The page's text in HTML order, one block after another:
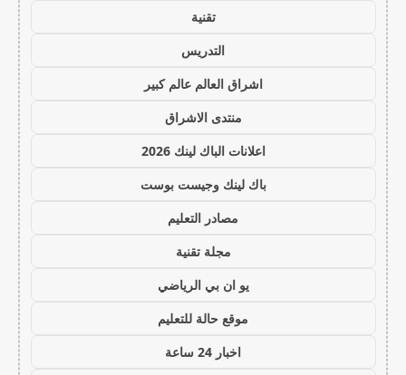
تقنية
التدريس
اشراق العالم عالم كبير
منتدى الاشراق
اعلانات الباك لينك 2026
باك لينك وجيست بوست
مصادر التعليم
مجلة تقنية
يو ان بي الرياضي
موقع حالة للتعليم
اخبار 24 ساعة